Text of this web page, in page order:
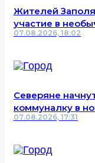
Жителей
участие в
07.08.2026, 18:02
Северяне
коммуналку в
07.08.2026, 17:31